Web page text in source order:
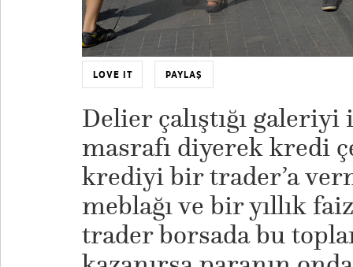
LOVE IT PAYLAŞ
Delier çalıştığı
masrafı diyerek kredi
krediyi bir trader’a
meblağı ve bir yıllık
trader borsada bu